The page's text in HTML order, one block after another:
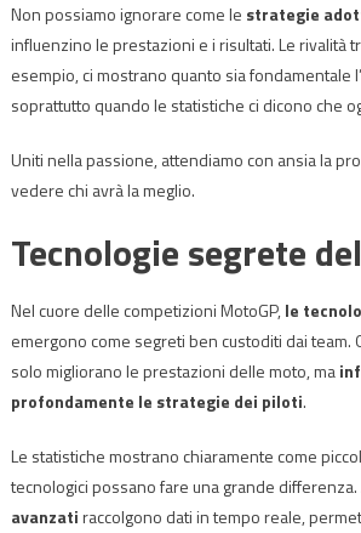
Non possiamo ignorare come le strategie
influenzino le prestazioni e i risultati. Le rivalità
esempio, ci mostrano quanto sia fondamentale
soprattutto quando le statistiche ci dicono che
Uniti nella passione, attendiamo con ansia la
vedere chi avrà la meglio.
Tecnologie segrete
Nel cuore delle competizioni MotoGP,le
emergono come segreti ben custoditi dai team.
solo migliorano le prestazioni delle moto, ma
profondamente le strategie dei piloti.
Le statistiche mostrano chiaramente come
tecnologici possano fare una grande
avanzatiraccolgono dati in tempo reale,